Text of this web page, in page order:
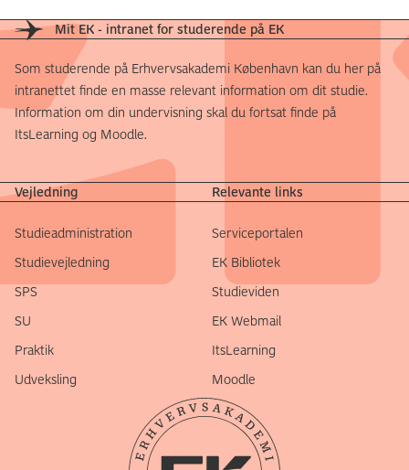
Mit EK - intranet for studerende på EK
Som studerende på Erhvervsakademi København kan du her på
intranettet finde en masse relevant information om dit studie.
Information om din undervisning skal du fortsat finde på
ItsLearning og Moodle.
Vejledning
Studieadministration
Studievejledning
SPS
SU
Praktik
Udveksling
Relevante links
Serviceportalen
EK Bibliotek
Studieviden
EK Webmail
ItsLearning
Moodle